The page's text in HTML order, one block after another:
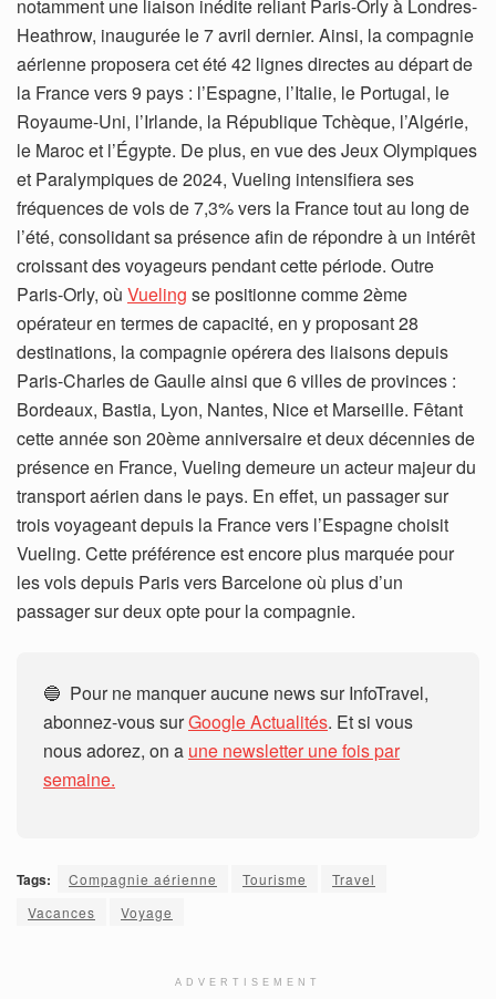
notamment une liaison inédite reliant Paris-Orly à Londres-
Heathrow, inaugurée le 7 avril dernier. Ainsi, la compagnie
aérienne proposera cet été 42 lignes directes au départ de
la France vers 9 pays : l’Espagne, l’Italie, le Portugal, le
Royaume-Uni, l’Irlande, la République Tchèque, l’Algérie,
le Maroc et l’Égypte. De plus, en vue des Jeux Olympiques
et Paralympiques de 2024, Vueling intensifiera ses
fréquences de vols de 7,3% vers la France tout au long de
l’été, consolidant sa présence afin de répondre à un intérêt
croissant des voyageurs pendant cette période. Outre
Paris-Orly, où Vueling se positionne comme 2ème
opérateur en termes de capacité, en y proposant 28
destinations, la compagnie opérera des liaisons depuis
Paris-Charles de Gaulle ainsi que 6 villes de provinces :
Bordeaux, Bastia, Lyon, Nantes, Nice et Marseille. Fêtant
cette année son 20ème anniversaire et deux décennies de
présence en France, Vueling demeure un acteur majeur du
transport aérien dans le pays. En effet, un passager sur
trois voyageant depuis la France vers l’Espagne choisit
Vueling. Cette préférence est encore plus marquée pour
les vols depuis Paris vers Barcelone où plus d’un
passager sur deux opte pour la compagnie.
🔵 Pour ne manquer aucune news sur InfoTravel,
abonnez-vous surGoogle Actualités. Et si vous
nous adorez, on a une newsletter une fois par
semaine.
Tags: Compagnie aérienne Tourisme
Travel
Vacances
Voyage
ADVERTISEMENT